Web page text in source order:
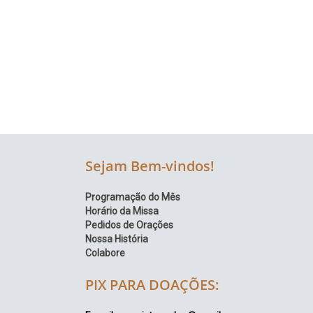
Sejam Bem-vindos!
Programação do Mês
Horário da Missa
Pedidos de Orações
Nossa História
Colabore
PIX PARA DOAÇÕES: